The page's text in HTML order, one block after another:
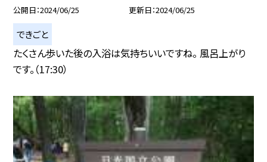
公開日 2024/06/25 更新日 2024/06/25
できごと
たくさん歩いた後の入浴は気持ちいいですね。 風呂上がり
です。（17:30）